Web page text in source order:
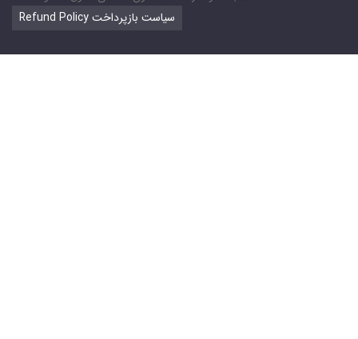
Refund Policy سیاست بازپرداخت